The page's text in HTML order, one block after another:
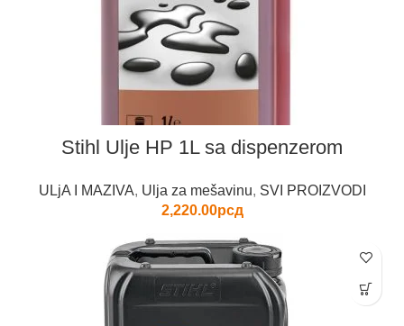
Stihl Ulje HP 1L sa dispenzerom
ULjA I MAZIVA, Ulja za mešavinu, SVI PROIZVODI
2,220.00рсд